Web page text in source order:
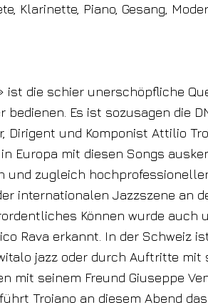
Klarinette, Piano, Gesang,
ist die schier unerschöpfliche
Es ist sozusagen die
Dirigent und Komponist Attilio
Europa mit diesen Songs
und zugleich
internationalen Jazzszene an
Können wurde auch
Rava erkannt. In der Schweiz
jazz oder durch Auftritte mit
mit seinem Freund Giuseppe
Troiano an diesem Abend